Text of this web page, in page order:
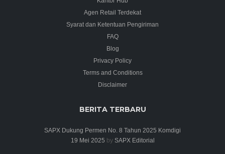
Agen Retail Terdekat
Syarat dan Ketentuan Pengiriman
FAQ
Blog
Privacy Policy
Terms and Conditions
Disclaimer
BERITA TERBARU
SAPX Dukung Permen No. 8 Tahun 2025 Komdigi
19 Mei 2025 by SAPX Editorial